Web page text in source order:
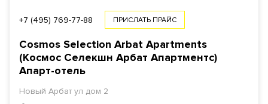
+7 (495) 769-77-88 ПРИСЛАТЬ ПРАЙС
Cosmos Selection Arbat Apartments
(Космос Селекшн Арбат Апартментс)
Апарт-отель
Новый Арбат ул дом 2